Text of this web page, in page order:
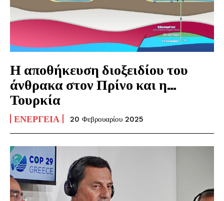
Η αποθήκευση διοξειδίου του
άνθρακα στον Πρίνο και η…
Τουρκία
ΕΝΈΡΓΕΙΑ 20 Φεβρουαρίου 2025